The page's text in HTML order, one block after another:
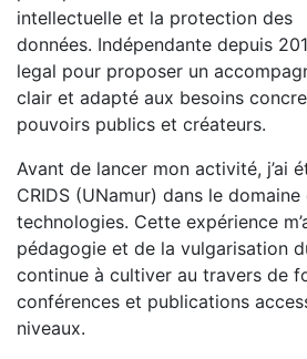
intellectuelle et la protection des
données. Indépendante depuis
legal pour proposer un
clair et adapté aux besoins
pouvoirs publics et créateurs.
Avant de lancer mon activité, j’ai
CRIDS (UNamur) dans le
technologies. Cette expérience
pédagogie et de la vulgarisation
continue à cultiver au travers de
conférences et publications
niveaux.